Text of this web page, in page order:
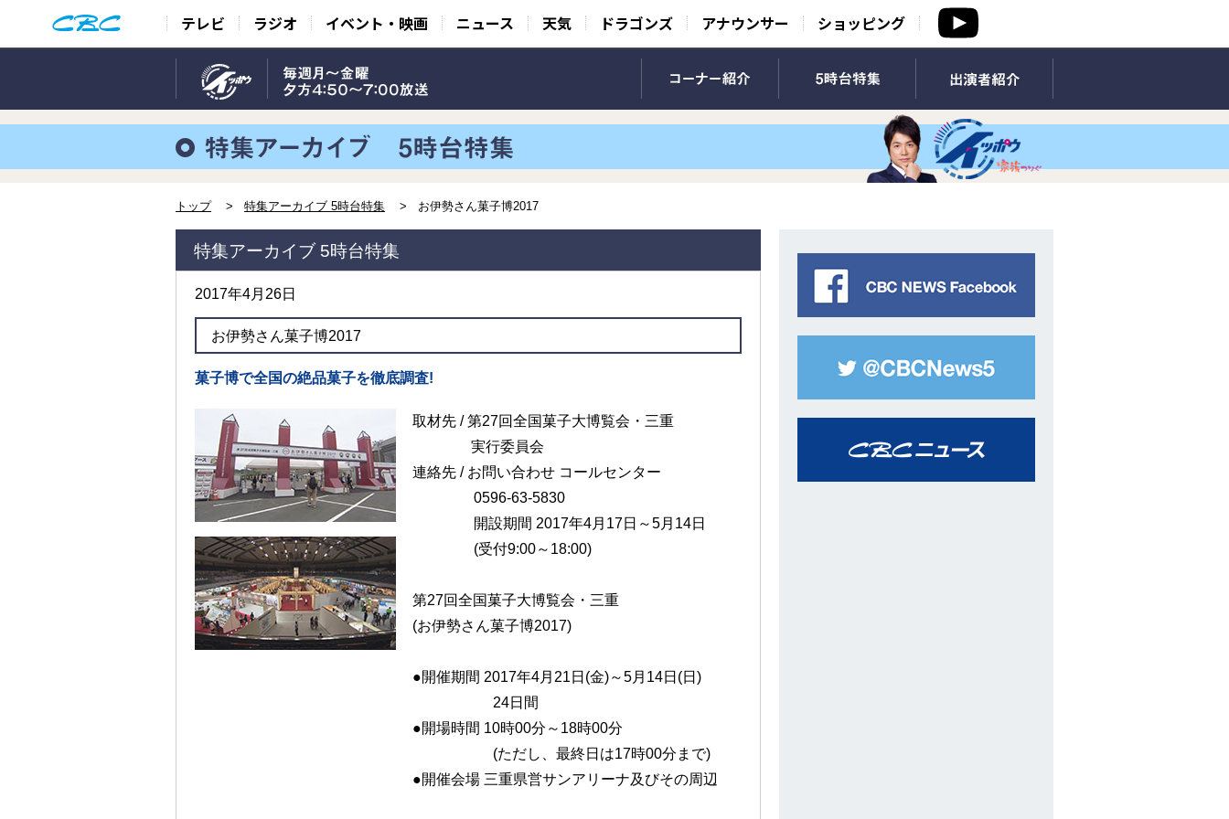
テレビ ラジオ イベント・映画 ニュース 天気 ドラゴンズ アナウンサー ショッピング
トップ 特集アーカイブ 5時台特集 お伊勢さん菓子博2017
特集アーカイブ 5時台特集
2017年4月26日
お伊勢さん菓子博2017
菓子博で全国の絶品菓子を徹底調査!
取材先 / 第27回全国菓子大博覧会・三重
実行委員会
連絡先 / お問い合わせ コールセンター
0596-63-5830
開設期間 2017年4月17日～5月14日
(受付9:00～18:00)
第27回全国菓子大博覧会・三重
(お伊勢さん菓子博2017)
●開催期間 2017年4月21日(金)～5月14日(日)
24日間
●開場時間 10時00分～18時00分
(ただし、最終日は17時00分まで)
●開催会場 三重県営サンアリーナ及びその周辺